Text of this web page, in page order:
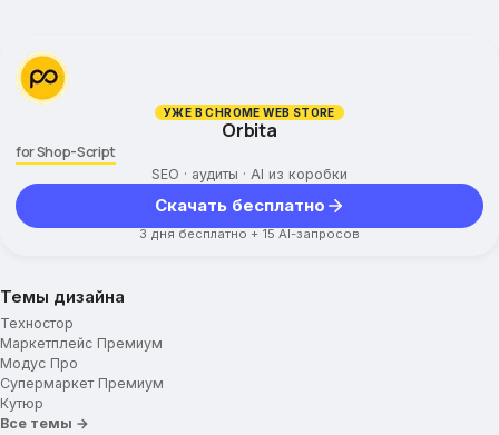
УЖЕ В CHROME WEB STORE
Orbita
for Shop-Script
SEO · аудиты · AI из коробки
Скачать бесплатно
3 дня бесплатно + 15 AI-запросов
Темы дизайна
Техностор
Маркетплейс Премиум
Модус Про
Супермаркет Премиум
Кутюр
Все темы →